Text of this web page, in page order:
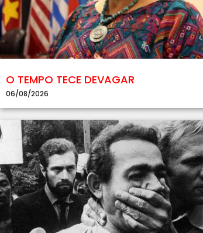
O TEMPO TECE DEVAGAR
06/08/2026